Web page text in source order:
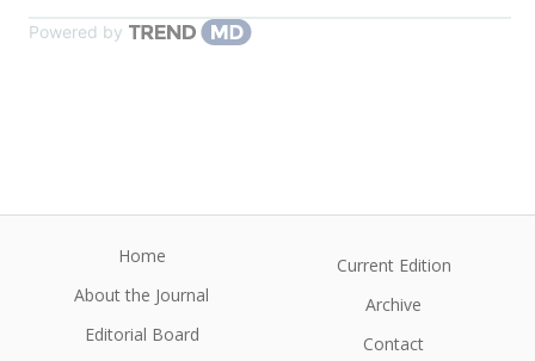
Powered by
Home
About the Journal
Editorial Board
Current Edition
Archive
Contact